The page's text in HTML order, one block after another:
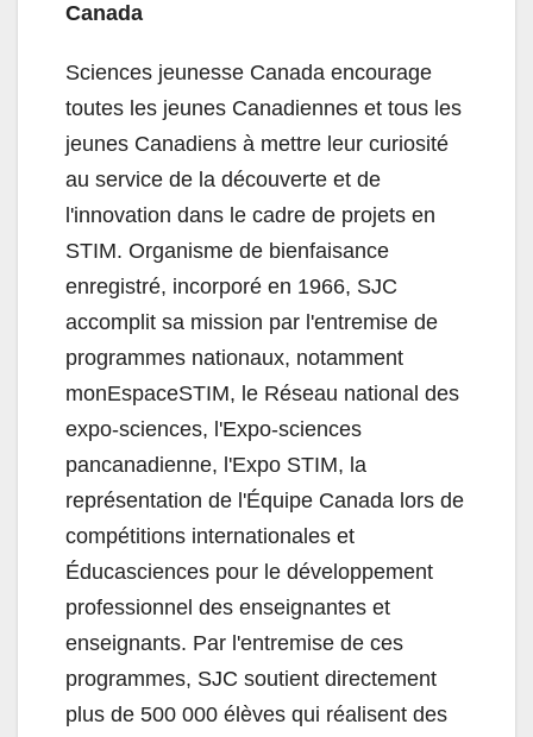
Canada
Sciences jeunesse Canada encourage
toutes les jeunes Canadiennes et tous les
jeunes Canadiens à mettre leur curiosité
au service de la découverte et de
l'innovation dans le cadre de projets en
STIM. Organisme de bienfaisance
enregistré, incorporé en 1966, SJC
accomplit sa mission par l'entremise de
programmes nationaux, notamment
monEspaceSTIM, le Réseau national des
expo-sciences, l'Expo-sciences
pancanadienne, l'Expo STIM, la
représentation de l'Équipe Canada lors de
compétitions internationales et
Éducasciences pour le développement
professionnel des enseignantes et
enseignants. Par l'entremise de ces
programmes, SJC soutient directement
plus de 500 000 élèves qui réalisent des